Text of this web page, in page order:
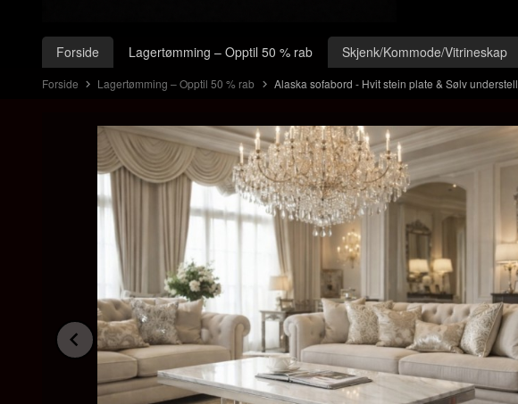
Produkter
Forside Lagertømming – Opptil 50 % rab Skjenk/Kommode/Vitrineskap
Forside Lagertømming – Opptil 50 % rab Alaska sofabord - Hvit stein plate & Sølv understell
Prev